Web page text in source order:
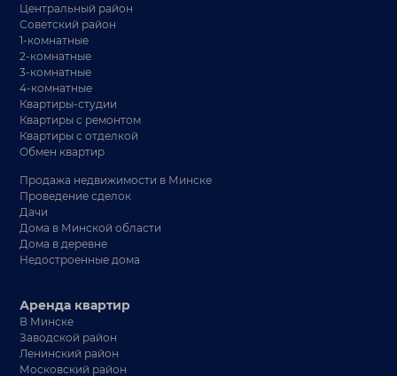
Центральный район
Советский район
1-комнатные
2-комнатные
3-комнатные
4-комнатные
Квартиры-студии
Квартиры с ремонтом
Квартиры с отделкой
Обмен квартир
Продажа недвижимости в Минске
Проведение сделок
Дачи
Дома в Минской области
Дома в деревне
Недостроенные дома
Аренда квартир
В Минске
Заводской район
Ленинский район
Московский район